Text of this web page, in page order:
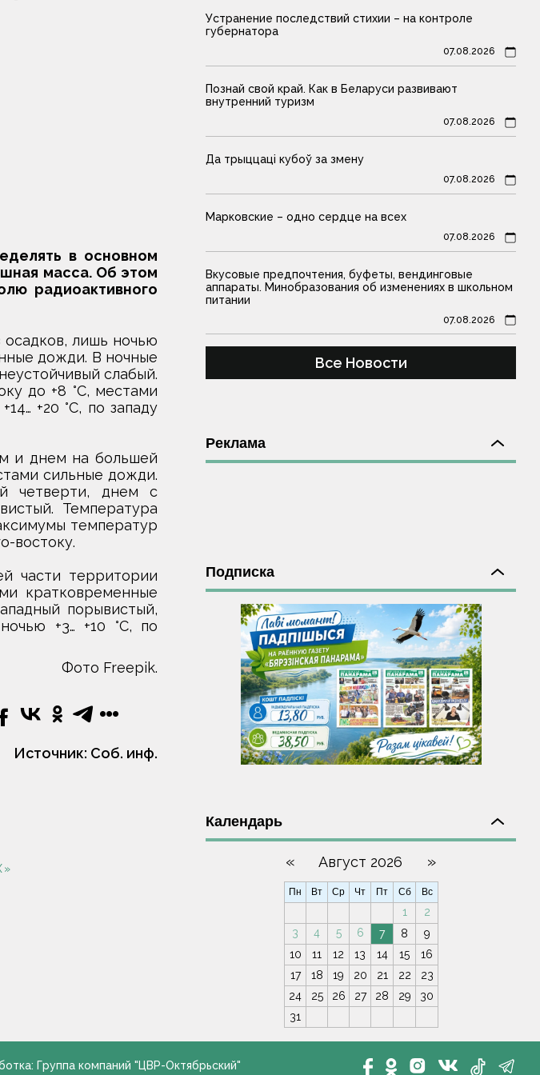
в основном
масса. Об этом
радиоактивного
осадков, лишь ночью
дожди. В ночные
слабый.
до +8 °С, местами
+20 °С, по западу
и днем на большей
сильные дожди.
четверти, днем с
Температура
температур
востоку.
части территории
кратковременные
порывистый,
+3… +10 °С, по
Фото Freepik.
Источник: Соб. инф.
»
Устранение последствий стихии – на контроле
губернатора
07.08.2026
Познай свой край. Как в Беларуси развивают
внутренний туризм
07.08.2026
Да трыццаці кубоў за змену
07.08.2026
Марковские – одно сердце на всех
07.08.2026
Вкусовые предпочтения, буфеты, вендинговые
аппараты. Минобразования об изменениях в школьном
питании
07.08.2026
Все Новости
Реклама
Подписка
Календарь
« Август 2026 »
Пн Вт Ср Чт Пт Сб Вс
1
2
3
4 5 6 7 8
9
10
11 12 13 14 15
16
17
18 19 20 21 22
23
24
25 26 27 28 29
30
31
Группа компаний "ЦВР-Октябрьский"